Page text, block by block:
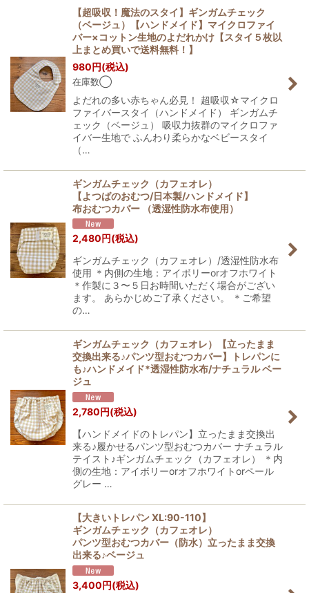
【超吸収！魔法のスタイ】ギンガムチェック
（ベージュ）【ハンドメイド】マイクロファイ
バー×コットン生地のよだれかけ【スタイ５枚以
上まとめ買いで送料無料！】
980円(税込)
在庫数◯
よだれの多い赤ちゃん必見！ 超吸収☆マイクロ
ファイバースタイ（ハンドメイド） ギンガムチ
ェック（ベージュ） 吸収力抜群のマイクロファ
イバー生地で ふんわり柔らかなベビースタイ
（…
ギンガムチェック（カフェオレ）
【よつばのおむつ/日本製/ハンドメイド】
布おむつカバー （透湿性防水布使用）
2,480円(税込)
ギンガムチェック（カフェオレ）/透湿性防水布
使用 ＊内側の生地：アイボリーorオフホワイト
＊作製に３〜５日お時間いただく場合がござい
ます。 あらかじめご了承ください。 ＊ご希望
の…
ギンガムチェック（カフェオレ）【立ったまま
交換出来る♪パンツ型おむつカバー】トレパンに
も♪ハンドメイド*透湿性防水布/ナチュラル ベー
ジュ
2,780円(税込)
【ハンドメイドのトレパン】立ったまま交換出
来る♪履かせるパンツ型おむつカバー ナチュラル
テイスト♪ギンガムチェック（カフェオレ） ＊内
側の生地：アイボリーorオフホワイトorペール
グレー …
【大きいトレパン XL:90-110】
ギンガムチェック（カフェオレ）
パンツ型おむつカバー（防水）立ったまま交換
出来る♪ベージュ
3,400円(税込)